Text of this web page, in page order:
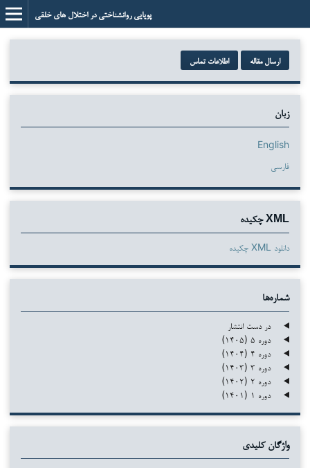
پویایی روانشناختی در اختلال های خلقی
ارسال مقاله اطلاعات تماس
زبان
English
فارسی
XML چکیده
دانلود XML چکیده
شماره‌ها
در دست انتشار
دوره ۵ (۱۴۰۵)
دوره ۴ (۱۴۰۴)
دوره ۳ (۱۴۰۳)
دوره ۲ (۱۴۰۲)
دوره ۱ (۱۴۰۱)
واژگان کلیدی